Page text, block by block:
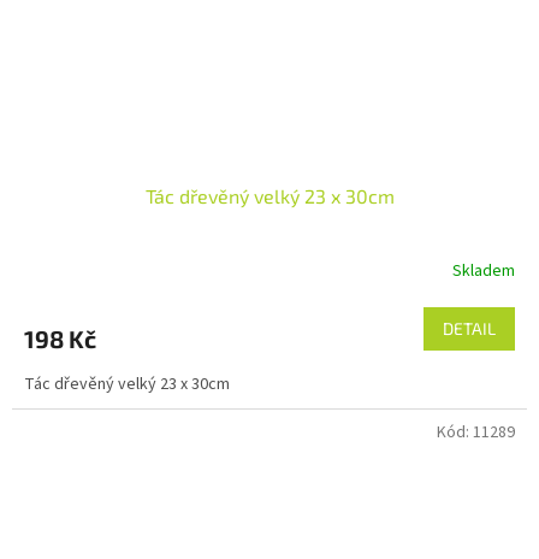
Tác dřevěný velký 23 x 30cm
Skladem
198 Kč DETAIL
Tác dřevěný velký 23 x 30cm
Kód: 11289